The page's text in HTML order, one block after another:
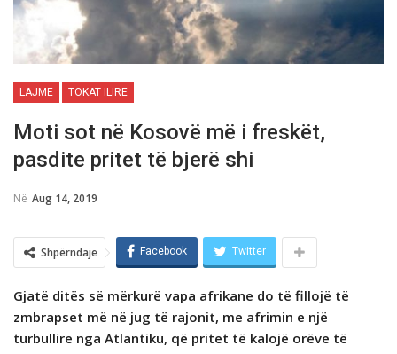
LAJME TOKAT ILIRE
Moti sot në Kosovë më i freskët,
pasdite pritet të bjerë shi
Në Aug 14, 2019
Shpërndaje Facebook Twitter
Gjatë ditës së mërkurë vapa afrikane do të fillojë të
zmbrapset më në jug të rajonit, me afrimin e një
turbullire nga Atlantiku, që pritet të kalojë orëve të